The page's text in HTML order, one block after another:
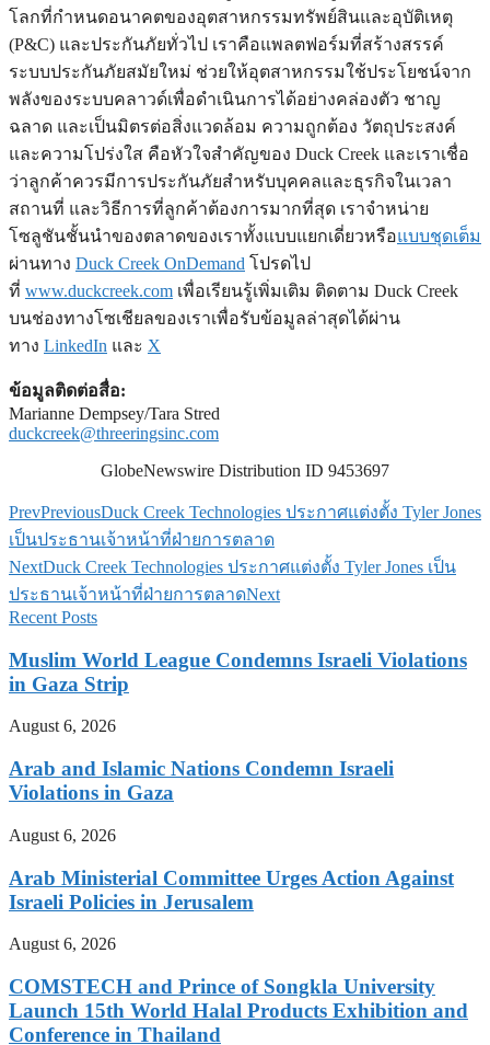
โลกที่กำหนดอนาคตของอุตสาหกรรมทรัพย์สินและอุบัติเหตุ
(P&C) และประกันภัยทั่วไป เราคือแพลตฟอร์มที่สร้างสรรค์
ระบบประกันภัยสมัยใหม่ ช่วยให้อุตสาหกรรมใช้ประโยชน์จาก
พลังของระบบคลาวด์เพื่อดำเนินการได้อย่างคล่องตัว ชาญ
ฉลาด และเป็นมิตรต่อสิ่งแวดล้อม ความถูกต้อง วัตถุประสงค์
และความโปร่งใส คือหัวใจสำคัญของ Duck Creek และเราเชื่อ
ว่าลูกค้าควรมีการประกันภัยสำหรับบุคคลและธุรกิจในเวลา
สถานที่ และวิธีการที่ลูกค้าต้องการมากที่สุด เราจำหน่าย
โซลูชันชั้นนำของตลาดของเราทั้งแบบแยกเดี่ยวหรือแบบชุดเต็ม
ผ่านทาง Duck Creek OnDemand โปรดไป
ที่ www.duckcreek.com เพื่อเรียนรู้เพิ่มเติม ติดตาม Duck Creek
บนช่องทางโซเชียลของเราเพื่อรับข้อมูลล่าสุดได้ผ่าน
ทาง LinkedIn และ X
ข้อมูลติดต่อสื่อ:
Marianne Dempsey/Tara Stred
duckcreek@threeringsinc.com
GlobeNewswire Distribution ID 9453697
PrevPreviousDuck Creek Technologies ประกาศแต่งตั้ง Tyler Jones
เป็นประธานเจ้าหน้าที่ฝ่ายการตลาด
NextDuck Creek Technologies ประกาศแต่งตั้ง Tyler Jones เป็น
ประธานเจ้าหน้าที่ฝ่ายการตลาดNext
Recent Posts
Muslim World League Condemns Israeli Violations
in Gaza Strip
August 6, 2026
Arab and Islamic Nations Condemn Israeli
Violations in Gaza
August 6, 2026
Arab Ministerial Committee Urges Action Against
Israeli Policies in Jerusalem
August 6, 2026
COMSTECH and Prince of Songkla University
Launch 15th World Halal Products Exhibition and
Conference in Thailand